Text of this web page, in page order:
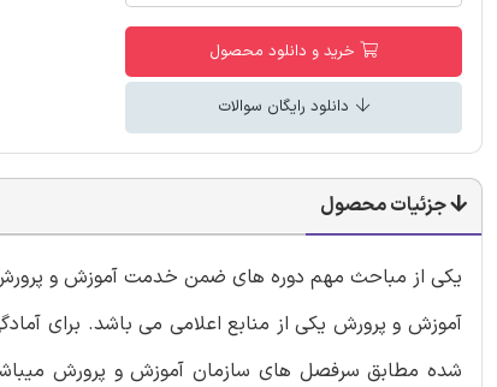
خرید و دانلود محصول
دانلود رایگان سوالات
جزئیات محصول
یکی از مباحث مهم دوره های ضمن خدمت آموزش و
آموزش و پرورش یکی از منابع اعلامی می باشد. برای
شده مطابق سرفصل های سازمان آموزش و پرورش میباشد،